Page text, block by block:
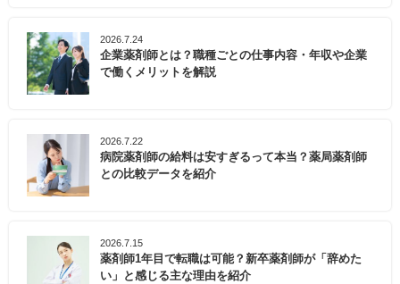
2026.7.24
企業薬剤師とは？職種ごとの仕事内容・年収や企業
で働くメリットを解説
2026.7.22
病院薬剤師の給料は安すぎるって本当？薬局薬剤師
との比較データを紹介
2026.7.15
薬剤師1年目で転職は可能？新卒薬剤師が「辞めた
い」と感じる主な理由を紹介